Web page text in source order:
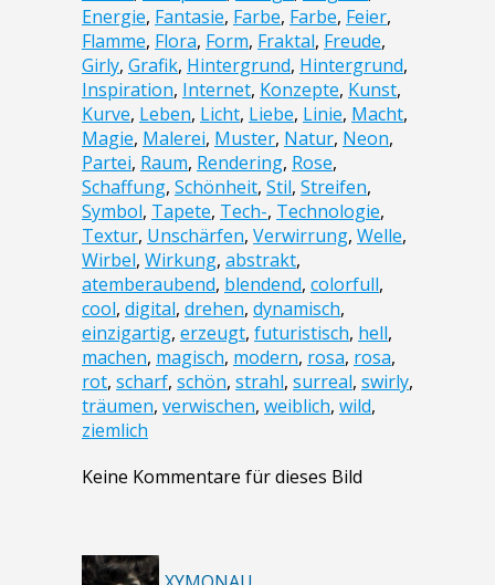
Energie, Fantasie, Farbe, Farbe, Feier,
Flamme, Flora, Form, Fraktal, Freude,
Girly, Grafik, Hintergrund, Hintergrund,
Inspiration, Internet, Konzepte, Kunst,
Kurve, Leben, Licht, Liebe, Linie, Macht,
Magie, Malerei, Muster, Natur, Neon,
Partei, Raum, Rendering, Rose,
Schaffung, Schönheit, Stil, Streifen,
Symbol, Tapete, Tech-, Technologie,
Textur, Unschärfen, Verwirrung, Welle,
Wirbel, Wirkung, abstrakt,
atemberaubend, blendend, colorfull,
cool, digital, drehen, dynamisch,
einzigartig, erzeugt, futuristisch, hell,
machen, magisch, modern, rosa, rosa,
rot, scharf, schön, strahl, surreal, swirly,
träumen, verwischen, weiblich, wild,
ziemlich
Keine Kommentare für dieses Bild